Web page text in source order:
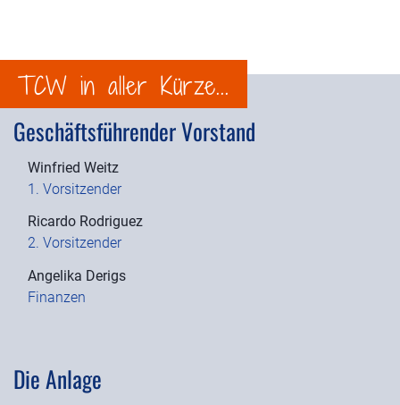
TCW in aller Kürze...
Geschäftsführender Vorstand
Winfried Weitz
1. Vorsitzender
Ricardo Rodriguez
2. Vorsitzender
Angelika Derigs
Finanzen
Die Anlage